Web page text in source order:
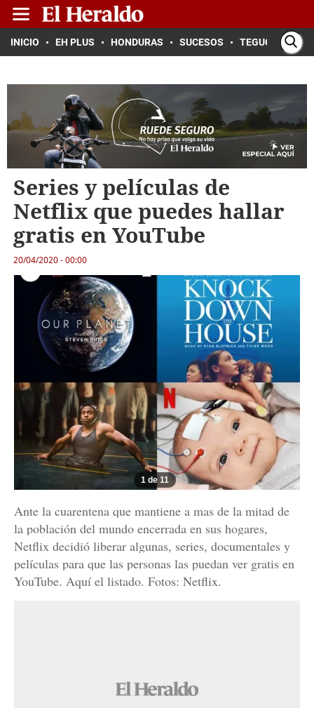
INICIO EH PLUS HONDURAS SUCESOS TEGUCIGALPA
Series y películas de
Netflix que puedes hallar
gratis en YouTube
20/04/2020 - 00:00
1 de 11
Ante la cuarentena que mantiene a mas de la mitad de
la población del mundo encerrada en sus hogares,
Netflix decidió liberar algunas, series, documentales y
películas para que las personas las puedan ver gratis en
YouTube. Aquí el listado. Fotos: Netflix.